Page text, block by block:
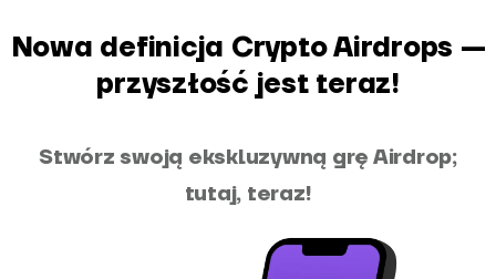
Nowa definicja Crypto Airdrops —
przyszłość jest teraz!
Stwórz swoją ekskluzywną grę Airdrop;
tutaj, teraz!